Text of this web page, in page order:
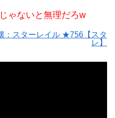
ゃないと無理だろw
：スターレイル ★756【スタ
レ】